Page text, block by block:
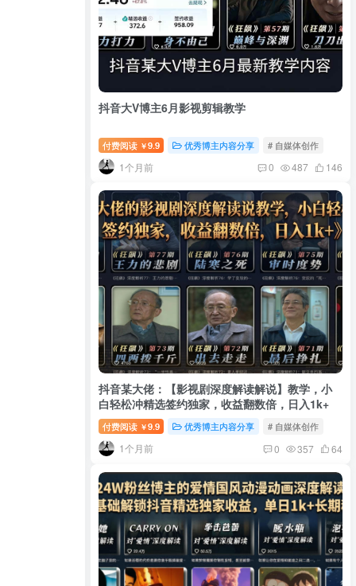
抖音大V博主6月影视剪辑教学
付费阅读 ￥9.9 优秀博主内容分享 # 自媒体创作
1个月前 0 487 146
抖音某大佬：【影视剧深度解读解说】教学，小
白轻松冲精选签约独家，收益翻数倍，日入1k+
付费阅读 ￥9.9 优秀博主内容分享 # 自媒体创作
1个月前 0 357 64